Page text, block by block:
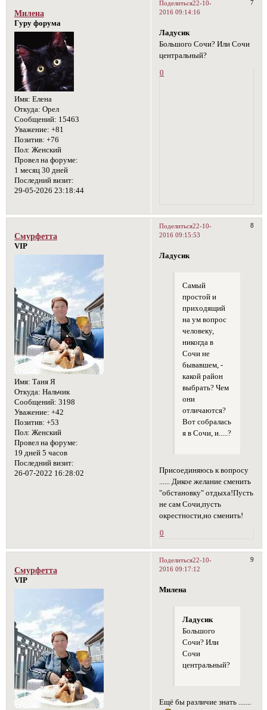
Поделиться 7
22-10-
2016 09:14:16
Милена
Гуру форума
Имя: Елена
Откуда: Орел
Сообщений: 15463
Уважение: +81
Позитив: +76
Пол: Женский
Провел на форуме:
1 месяц 30 дней
Последний визит:
29-05-2026 23:18:44
Ладусик
Большого Сочи? Или Сочи
центральный?
0
Поделиться 8
22-10-
2016 09:15:53
Смурфетта
VIP
Имя: Таня Я
Откуда: Нальчик
Сообщений: 3198
Уважение: +42
Позитив: +53
Пол: Женский
Провел на форуме:
19 дней 5 часов
Последний визит:
26-07-2022 16:28:02
Ладусик
Самый
простой и
приходящий
на ум вопрос
человеку,
никогда в
Сочи не
бывавшем, -
какой район
выбрать? Чем
они
отличаются?
Вот собралась
я в Сочи, и.....?
Присоединяюсь к вопросу
...... Дикое желание сменить
"обстановку" отдыха!Пусть
не сам Сочи,пусть
окрестности,но сменить!
0
Поделиться 9
22-10-
2016 09:17:12
Смурфетта
VIP
Милена
Ладусик
Большого
Сочи? Или
Сочи
центральный?
Ещё бы различие знать .......